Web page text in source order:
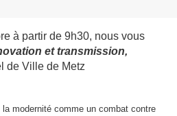
à partir de 9h30, nous vous
et transmission,
de Ville de Metz
modernité comme un combat contre